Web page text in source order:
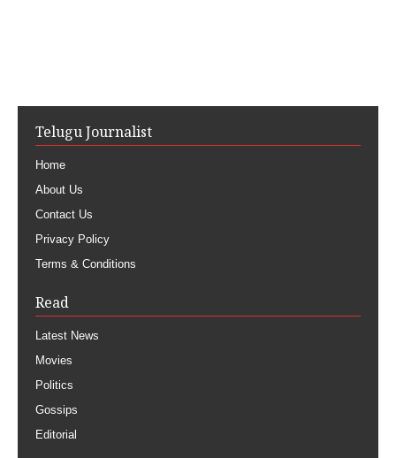
Telugu Journalist
Home
About Us
Contact Us
Privacy Policy
Terms & Conditions
Read
Latest News
Movies
Politics
Gossips
Editorial